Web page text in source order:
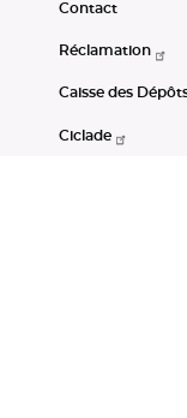
Contact
Réclamation
Caisse des
Ciclade